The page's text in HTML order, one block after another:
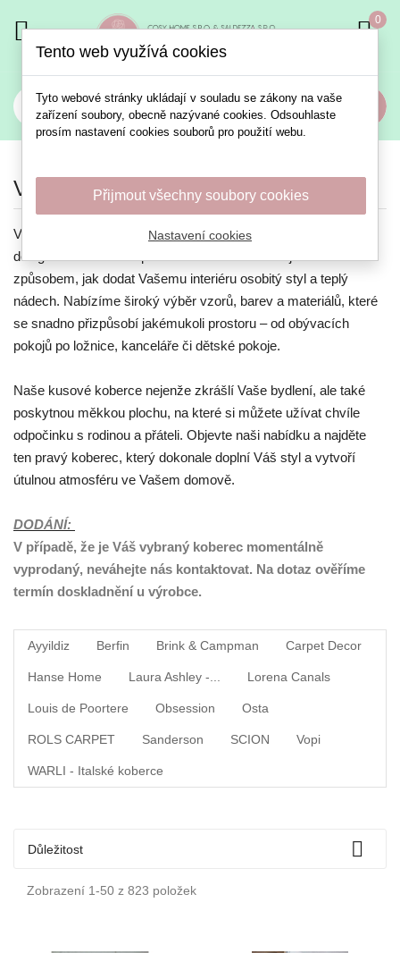
 0
Vyhledat
Výrobci
Vítejte v naší kategorii kusových koberců, kde se setkává
design s funkčností a pohodlí. Kusové koberce jsou ideálním
způsobem, jak dodat Vašemu interiéru osobitý styl a teplý
nádech. Nabízíme široký výběr vzorů, barev a materiálů, které
se snadno přizpůsobí jakémukoli prostoru – od obývacích
pokojů po ložnice, kanceláře či dětské pokoje.
Naše kusové koberce nejenže zkrášlí Vaše bydlení, ale také
poskytnou měkkou plochu, na které si můžete užívat chvíle
odpočinku s rodinou a přáteli. Objevte naši nabídku a najděte
ten pravý koberec, který dokonale doplní Váš styl a vytvoří
útulnou atmosféru ve Vašem domově.
DODÁNÍ:
V případě, že je Váš vybraný koberec momentálně
vyprodaný, neváhejte nás kontaktovat. Na dotaz ověříme
termín doskladnění u výrobce.
Ayyildiz Berfin Brink & Campman Carpet Decor
Hanse Home Laura Ashley -... Lorena Canals
Louis de Poortere Obsession Osta
ROLS CARPET Sanderson SCION Vopi
WARLI - Italské koberce
Důležitost 
Zobrazení 1-50 z 823 položek
Tento web využívá cookies
Tyto webové stránky ukládají v souladu se zákony na vaše
zařízení soubory, obecně nazývané cookies. Odsouhlaste
prosím nastavení cookies souborů pro použití webu.
Přijmout všechny soubory cookies
Nastavení cookies